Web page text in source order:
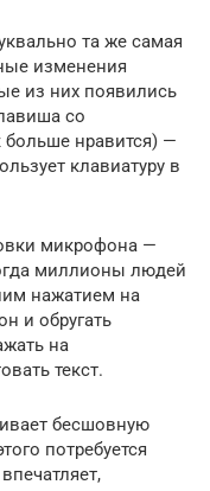
та же самая
изменения
из них появились
со
нравится) —
клавиатуру в
микрофона —
миллионы людей
нажатием на
и обругать
на
текст.
бесшовную
потребуется